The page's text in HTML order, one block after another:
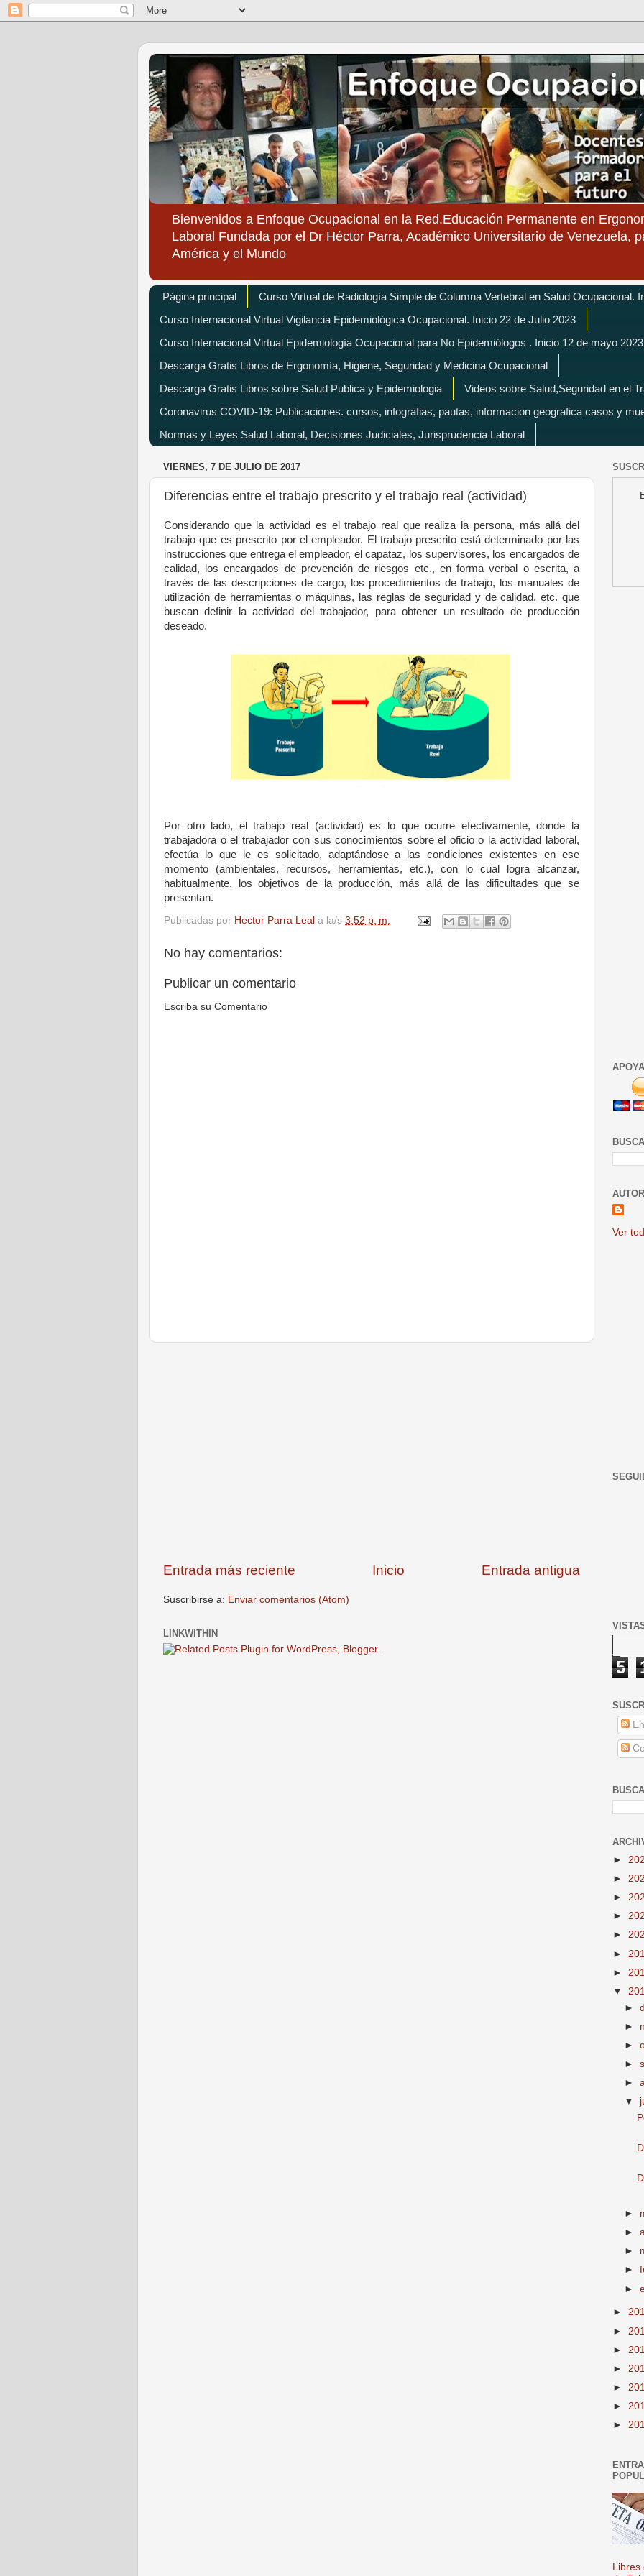
Bienvenidos a Enfoque Ocupacional en la Red.Educación Permanente en
Laboral Fundada por el Dr Héctor Parra, Académico Universitario de Venezuela,
América y el Mundo
Página principal
Curso Virtual de Radiología Simple de Columna Vertebral en Salud Ocupacional.
Curso Internacional Virtual Vigilancia Epidemiológica Ocupacional. Inicio 22 de Julio 2023
Curso Internacional Virtual Epidemiología Ocupacional para No Epidemiólogos . Inicio 12 de mayo 2023
Descarga Gratis Libros de Ergonomía, Higiene, Seguridad y Medicina Ocupacional
Descarga Gratis Libros sobre Salud Publica y Epidemiologia
Videos sobre Salud,Seguridad en el
Coronavirus COVID-19: Publicaciones. cursos, infografias, pautas, informacion geografica casos y
Normas y Leyes Salud Laboral, Decisiones Judiciales, Jurisprudencia Laboral
VIERNES, 7 DE JULIO DE 2017
Diferencias entre el trabajo prescrito y el trabajo real (actividad)
Considerando que la actividad es el trabajo real que realiza la persona, más allá del
trabajo que es prescrito por el empleador. El trabajo prescrito está determinado por las
instrucciones que entrega el empleador, el capataz, los supervisores, los encargados de
calidad, los encargados de prevención de riesgos etc., en forma verbal o escrita, a
través de las descripciones de cargo, los procedimientos de trabajo, los manuales de
utilización de herramientas o máquinas, las reglas de seguridad y de calidad, etc. que
buscan definir la actividad del trabajador, para obtener un resultado de producción
deseado.
Por otro lado, el trabajo real (actividad) es lo que ocurre efectivamente, donde la
trabajadora o el trabajador con sus conocimientos sobre el oficio o la actividad laboral,
efectúa lo que le es solicitado, adaptándose a las condiciones existentes en ese
momento (ambientales, recursos, herramientas, etc.), con lo cual logra alcanzar,
habitualmente, los objetivos de la producción, más allá de las dificultades que se
presentan.
Publicadas por Hector Parra Leal a la/s 3:52 p. m.
No hay comentarios:
Publicar un comentario
Escriba su Comentario
Entrada más reciente Entrada antigua
Inicio
Suscribirse a: Enviar comentarios (Atom)
LINKWITHIN
Ver
5
►
►
►
►
►
►
►
▼
►
►
►
►
►
▼
►
►
►
►
►
►
►
►
►
►
►
►